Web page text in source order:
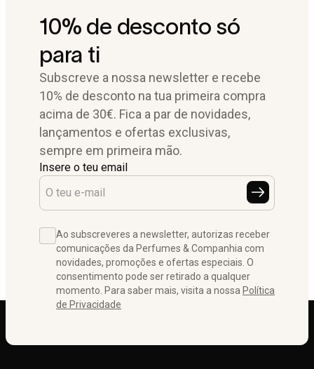
10% de desconto só
para ti
Subscreve a nossa newsletter e recebe
10% de desconto na tua primeira compra
acima de 30€. Fica a par de novidades,
lançamentos e ofertas exclusivas,
sempre em primeira mão.
Insere o teu email
Ao subscreveres a newsletter, autorizas receber
comunicações da Perfumes & Companhia com
novidades, promoções e ofertas especiais. O
consentimento pode ser retirado a qualquer
momento. Para saber mais, visita a nossa Política
de Privacidade